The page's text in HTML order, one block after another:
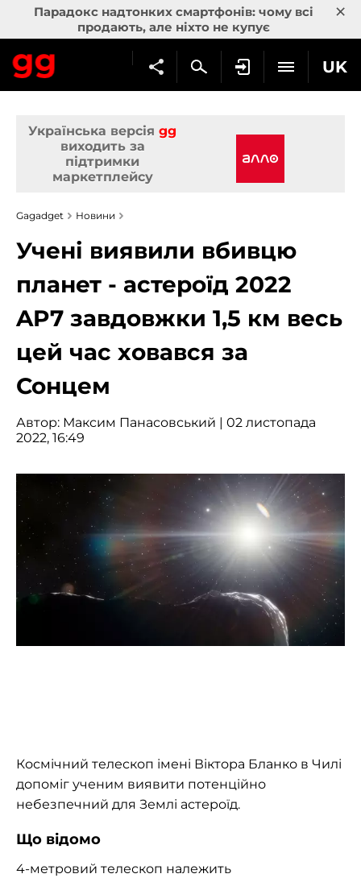
Парадокс надтонких смартфонів: чому всі
продають, але ніхто не купує
×
UK
Українська версія gg
виходить за
підтримки
маркетплейсу
Gagadget Новини
Учені виявили вбивцю
планет - астероїд 2022
AP7 завдовжки 1,5 км весь
цей час ховався за
Сонцем
Автор: Максим Панасовський | 02 листопада
2022, 16:49
Космічний телескоп імені Віктора Бланко в Чилі
допоміг ученим виявити потенційно
небезпечний для Землі астероїд.
Що відомо
4-метровий телескоп належить